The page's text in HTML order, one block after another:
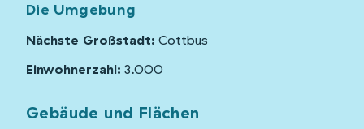
Die Umgebung
Nächste Großstadt: Cottbus
Einwohnerzahl: 3.000
Gebäude und Flächen